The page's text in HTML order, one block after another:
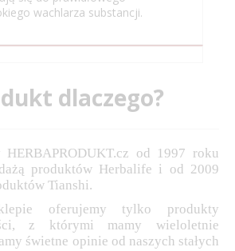
wachlarza substancji.
dlaczego?
HERBAPRODUKT.cz od 1997 roku
produktów Herbalife i od 2009
Tianshi.
oferujemy tylko produkty
z którymi mamy wieloletnie
świetne opinie od naszych stałych